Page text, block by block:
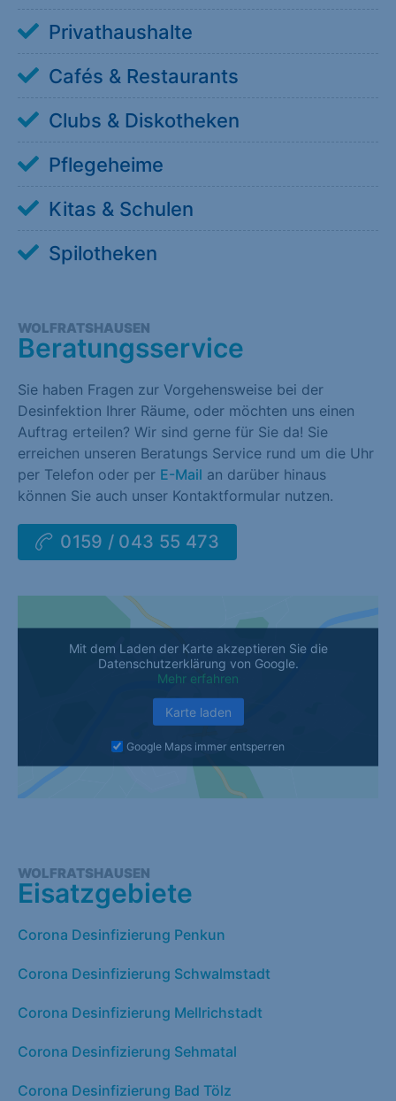
Privathaushalte
Cafés & Restaurants
Clubs & Diskotheken
Pflegeheime
Kitas & Schulen
Spilotheken
WOLFRATSHAUSEN
Beratungsservice
Sie haben Fragen zur Vorgehensweise bei der
Desinfektion Ihrer Räume, oder möchten uns einen
Auftrag erteilen? Wir sind gerne für Sie da! Sie
erreichen unseren Beratungs Service rund um die Uhr
per Telefon oder per E-Mail an darüber hinaus
können Sie auch unser Kontaktformular nutzen.
0159 / 043 55 473
Mit dem Laden der Karte akzeptieren Sie die
Datenschutzerklärung von Google.
Mehr erfahren
Karte laden
Google Maps immer entsperren
WOLFRATSHAUSEN
Eisatzgebiete
Corona Desinfizierung Penkun
Corona Desinfizierung Schwalmstadt
Corona Desinfizierung Mellrichstadt
Corona Desinfizierung Sehmatal
Corona Desinfizierung Bad Tölz